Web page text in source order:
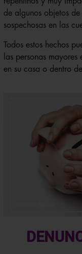
de algunos objetos
sospechosas en las
Todos estos hechos
las personas
en su casa o dentro